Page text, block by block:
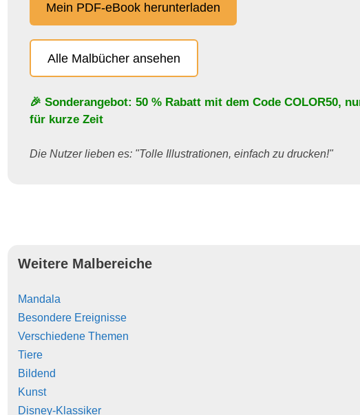
Mein PDF-eBook herunterladen
Alle Malbücher ansehen
🎉 Sonderangebot: 50 % Rabatt mit dem Code COLOR50,
für kurze Zeit
Die Nutzer lieben es: "Tolle Illustrationen, einfach zu drucken!"
Weitere Malbereiche
Mandala
Besondere Ereignisse
Verschiedene Themen
Tiere
Bildend
Kunst
Disney-Klassiker